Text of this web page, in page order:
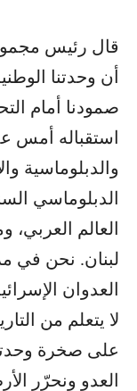
قال رئيس
أن وحدتنا
صمودنا أمام
استقباله أمس
والدبلوماسية
الدبلوماسي
العالم
لبنان. نحن في
العدوان
لا يتعلم من
على صخرة
العدو ونحرّر